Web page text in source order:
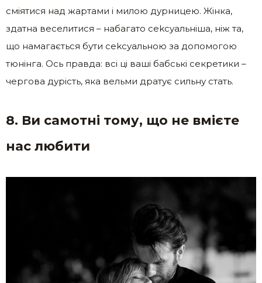
сміятися над жартами і милою дурницею. Жінка,
здатна веселитися – набагато сеkсуальніша, ніж та,
що намагається бути сеkсуальною за допомогою
тюнінга. Ось правда: всі ці ваші бабські секретики –
чергова дурість, яка вельми дратує сильну стать.
8. Ви самотні тому, що не вмієте
нас любити